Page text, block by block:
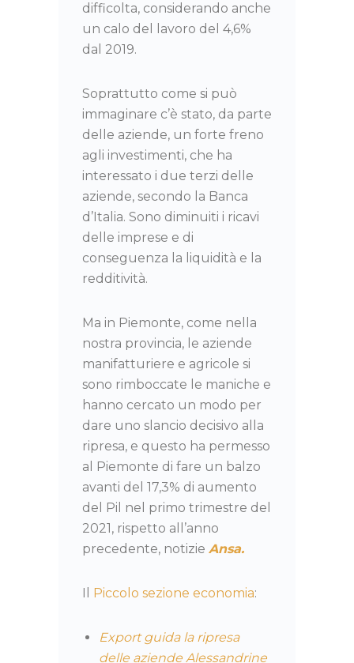
difficolta, considerando anche
un calo del lavoro del 4,6%
dal 2019.
Soprattutto come si può
immaginare c’è stato, da parte
delle aziende, un forte freno
agli investimenti, che ha
interessato i due terzi delle
aziende, secondo la Banca
d’Italia. Sono diminuiti i ricavi
delle imprese e di
conseguenza la liquidità e la
redditività.
Ma in Piemonte, come nella
nostra provincia, le aziende
manifatturiere e agricole si
sono rimboccate le maniche e
hanno cercato un modo per
dare uno slancio decisivo alla
ripresa, e questo ha permesso
al Piemonte di fare un balzo
avanti del 17,3% di aumento
del Pil nel primo trimestre del
2021, rispetto all’anno
precedente, notizie Ansa.
Il Piccolo sezione economia:
Export guida la ripresa
delle aziende Alessandrine